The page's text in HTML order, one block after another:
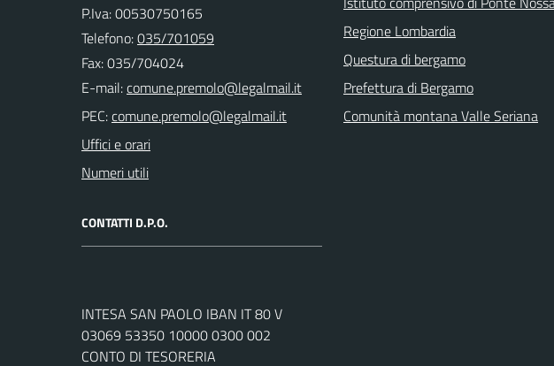
P.Iva: 00530750165
Telefono:035/701059
Fax: 035/704024
E-mail:
PEC:
Uffici e orari
Numeri utili
CONTATTI D.P.O.
INTESA SAN PAOLO IBAN IT 80 V
03069 53350 10000 0300 002
CONTO DI TESORERIA
Regione Lombardia
Questura di bergamo
Prefettura di Bergamo
Comunità montana Valle Seriana